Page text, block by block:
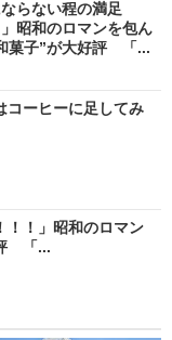
ならない程の満足
昭和のロマンを包ん
菓子”が大好評 「...
コーヒーに足してみ
！！」昭和のロマン
「...